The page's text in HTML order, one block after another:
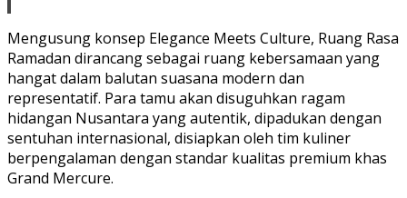
Mengusung konsep Elegance Meets Culture, Ruang Rasa
Ramadan dirancang sebagai ruang kebersamaan yang
hangat dalam balutan suasana modern dan
representatif. Para tamu akan disuguhkan ragam
hidangan Nusantara yang autentik, dipadukan dengan
sentuhan internasional, disiapkan oleh tim kuliner
berpengalaman dengan standar kualitas premium khas
Grand Mercure.